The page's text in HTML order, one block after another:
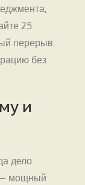
25
перерыв.
без
и
дело
— мощный